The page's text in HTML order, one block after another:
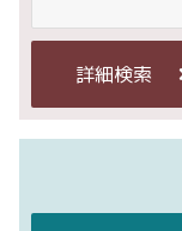
詳細検索